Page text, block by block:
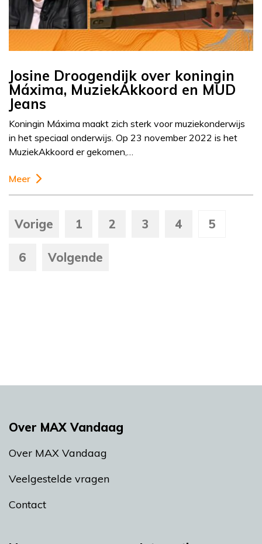
Josine Droogendijk over koningin
Máxima, MuziekAkkoord en MUD
Jeans
Koningin Máxima maakt zich sterk voor muziekonderwijs
in het speciaal onderwijs. Op 23 november 2022 is het
MuziekAkkoord er gekomen,…
Meer
Vorige 1 2 3 4 5
6 Volgende
Over MAX Vandaag
Over MAX Vandaag
Veelgestelde vragen
Contact